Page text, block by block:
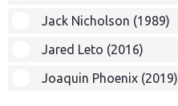
Jack Nicholson (1989)
Jared Leto (2016)
Joaquin Phoenix (2019)